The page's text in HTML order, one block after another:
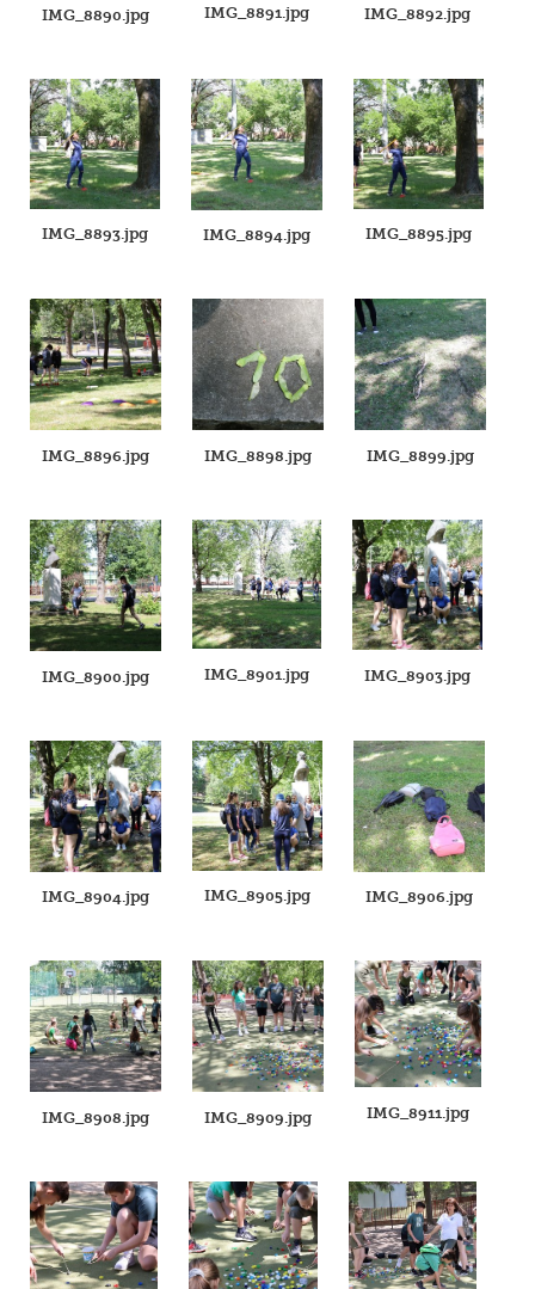
IMG_8890.jpg IMG_8891.jpg IMG_8892.jpg
IMG_8893.jpg IMG_8894.jpg IMG_8895.jpg
IMG_8896.jpg IMG_8898.jpg IMG_8899.jpg
IMG_8900.jpg IMG_8901.jpg IMG_8903.jpg
IMG_8904.jpg IMG_8905.jpg IMG_8906.jpg
IMG_8908.jpg IMG_8909.jpg IMG_8911.jpg